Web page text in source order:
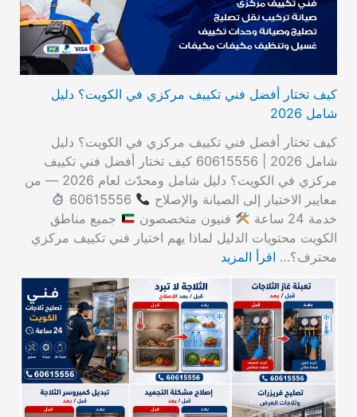
كيف تختار أفضل فني تكييف مركزي في الكويت؟ دليل
شامل 2026
كيف تختار أفضل فني تكييف مركزي في الكويت؟ دليل
شامل 2026 | 60615556 كيف تختار أفضل فني تكييف
مركزي في الكويت؟ دليل شامل ومحدّث لعام 2026 — من
معايير الاختيار إلى الصيانة والإصلاح
خدمة 24 ساعة
فنيون متخصصون
جميع مناطق
الكويت محتويات الدليل لماذا يهم اختيار فني تكييف مركزي
محترف؟… اقرأ المزيد